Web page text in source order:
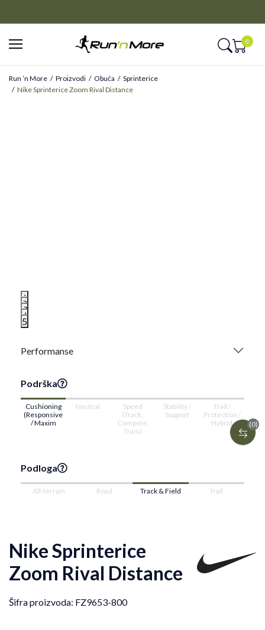
0
Run ’n More Proizvodi Obuća
Sprinterice
Nike Sprinterice Zoom Rival Distance
(0)
1
2
3
4
5
Performanse
Podrška
Cushioning
(Responsive
/ Maxim
Neutral
Speed
(Track,
Compete,
Train)
Stability /
Support
Trail /
Protection /
Hybrid
Podloga
All-terrain Road Track & Field Trail
Nike Sprinterice
Zoom Rival Distance
Šifra proizvoda: FZ9653-800